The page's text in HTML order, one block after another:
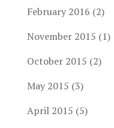
February 2016 (2)
November 2015 (1)
October 2015 (2)
May 2015 (3)
April 2015 (5)